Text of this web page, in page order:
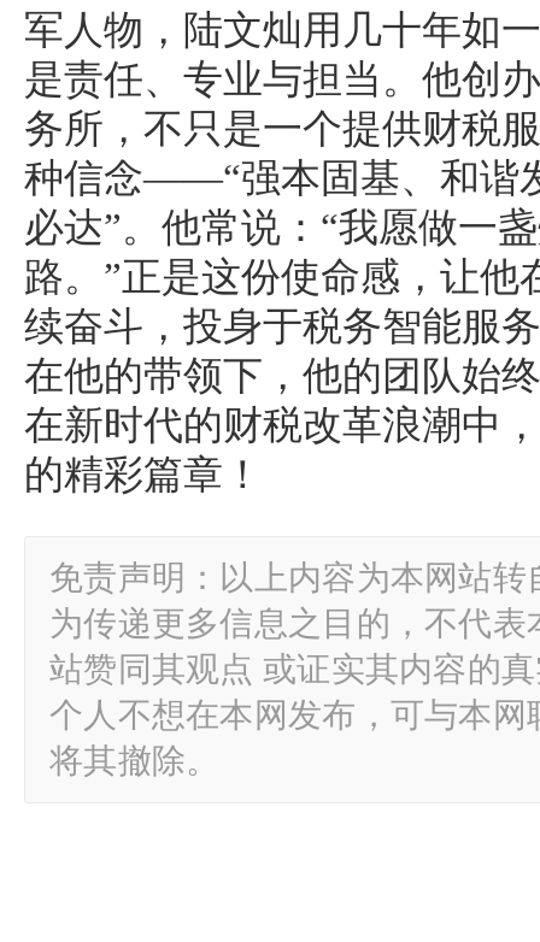
军人物，陆文灿用几十年如
是责任、专业与担当。他创
务所，不只是一个提供财税
种信念——“强本固基、和谐
必达”。他常说：“我愿做一
路。”正是这份使命感，让他
续奋斗，投身于税务智能服
在他的带领下，他的团队始
在新时代的财税改革浪潮中
的精彩篇章！
免责声明：以上内容为本网站
为传递更多信息之目的，不代
站赞同其观点 或证实其内容的
个人不想在本网发布，可与本
将其撤除。